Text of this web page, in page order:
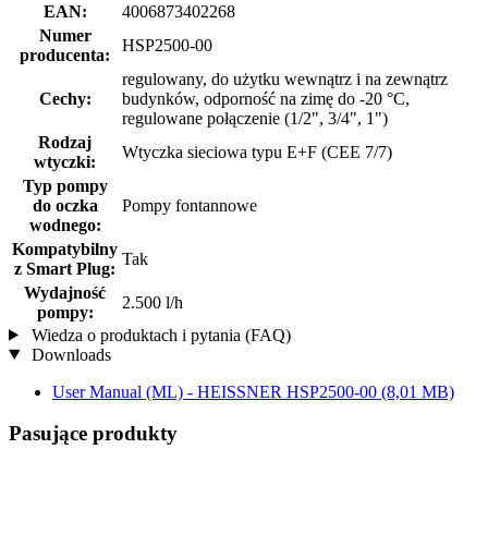
EAN:
4006873402268
Numer
producenta:
HSP2500-00
Cechy:
regulowany, do użytku wewnątrz i na zewnątrz
budynków, odporność na zimę do -20 °C,
regulowane połączenie (1/2", 3/4", 1")
Rodzaj
wtyczki:
Wtyczka sieciowa typu E+F (CEE 7/7)
Typ pompy
do oczka
wodnego:
Pompy fontannowe
Kompatybilny
z Smart Plug:
Tak
Wydajność
pompy:
2.500 l/h
Wiedza o produktach i pytania (FAQ)
Downloads
User Manual (ML) - HEISSNER HSP2500-00 (8,01 MB)
Pasujące produkty